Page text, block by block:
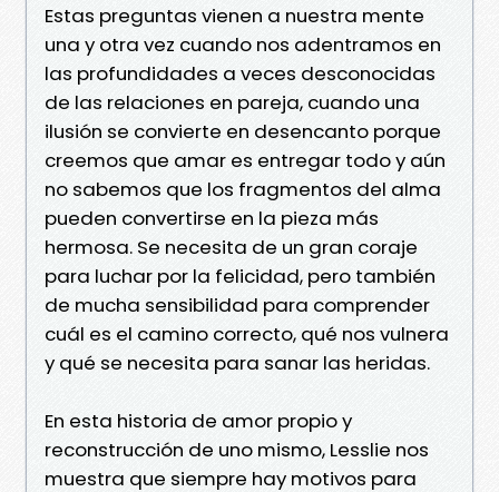
Estas preguntas vienen a nuestra mente
una y otra vez cuando nos adentramos en
las profundidades a veces desconocidas
de las relaciones en pareja, cuando una
ilusión se convierte en desencanto porque
creemos que amar es entregar todo y aún
no sabemos que los fragmentos del alma
pueden convertirse en la pieza más
hermosa. Se necesita de un gran coraje
para luchar por la felicidad, pero también
de mucha sensibilidad para comprender
cuál es el camino correcto, qué nos vulnera
y qué se necesita para sanar las heridas.
En esta historia de amor propio y
reconstrucción de uno mismo, Lesslie nos
muestra que siempre hay motivos para